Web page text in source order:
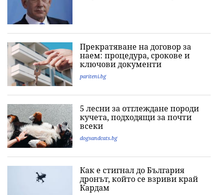
Прекратяване на договор за
наем: процедура, срокове и
ключови документи
pariteni.bg
5 лесни за отглеждане породи
кучета, подходящи за почти
всеки
dogsandcats.bg
Как е стигнал до България
дронът, който се взриви край
Кардам